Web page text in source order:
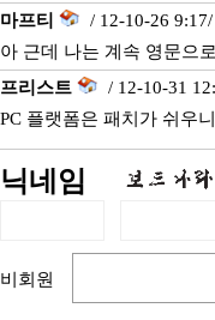
마프티 / 12-10-26 9:17/
아 근데 나는 계속 영문으
프리스트
/ 12-10-31
PC 플랫폼은 패치가 쉬우
닉네임
비회원